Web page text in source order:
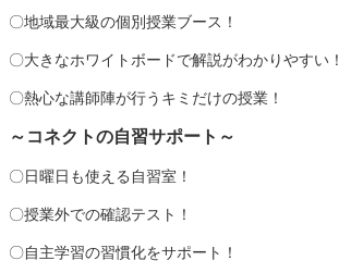
〇地域最大級の個別授業ブース！
〇大きなホワイトボードで解説がわかりやすい！
〇熱心な講師陣が行うキミだけの授業！
～コネクトの自習サポート～
〇日曜日も使える自習室！
〇授業外での確認テスト！
〇自主学習の習慣化をサポート！